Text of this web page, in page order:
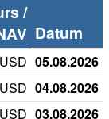
/
Datum
05.08.2026
04.08.2026
03.08.2026